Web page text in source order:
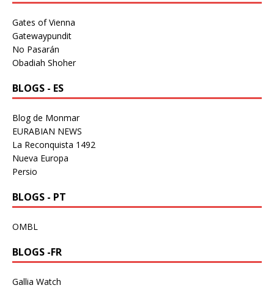
Gates of Vienna
Gatewaypundit
No Pasarán
Obadiah Shoher
BLOGS - ES
Blog de Monmar
EURABIAN NEWS
La Reconquista 1492
Nueva Europa
Persio
BLOGS - PT
OMBL
BLOGS -FR
Gallia Watch